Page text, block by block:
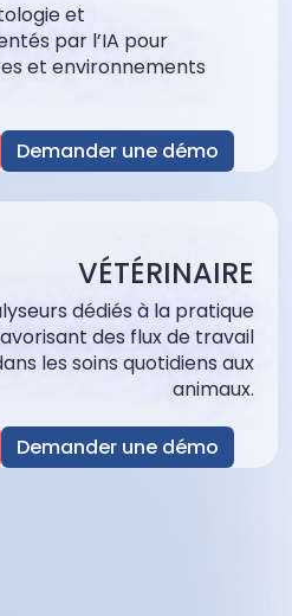
et
par l’IA pour
et environnements
Demander une démo
VÉTÉRINAIRE
dédiés à la pratique
des flux de travail
les soins quotidiens aux
animaux.
Demander une démo